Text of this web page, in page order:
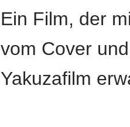
Ein Film, der
vom Cover
Yakuzafilm